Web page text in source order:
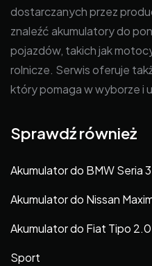
dostarczanych przez
znaleźć akumulatory do
pojazdów, takich jak
rolnicze. Serwis oferuje
który pomaga w wyborze i
Sprawdź również
Akumulator do BMW Seria
Akumulator do Nissan
Akumulator do Fiat Tipo
Sport